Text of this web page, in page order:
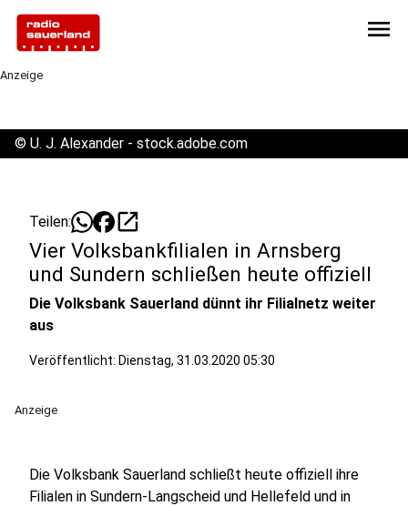
menu
Anzeige
© U. J. Alexander - stock.adobe.com
Teilen: open_in_new
Vier Volksbankfilialen in Arnsberg
und Sundern schließen heute offiziell
Die Volksbank Sauerland dünnt ihr Filialnetz weiter
aus
Veröffentlicht: Dienstag, 31.03.2020 05:30
Anzeige
Die Volksbank Sauerland schließt heute offiziell ihre
Filialen in Sundern-Langscheid und Hellefeld und in